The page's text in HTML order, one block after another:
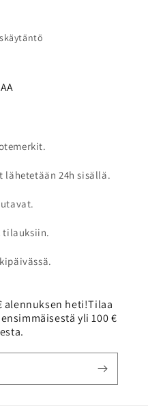
lähetetään 24h sisällä.
tilauksiin.
alennuksen heti!Tilaa
yli 100 €